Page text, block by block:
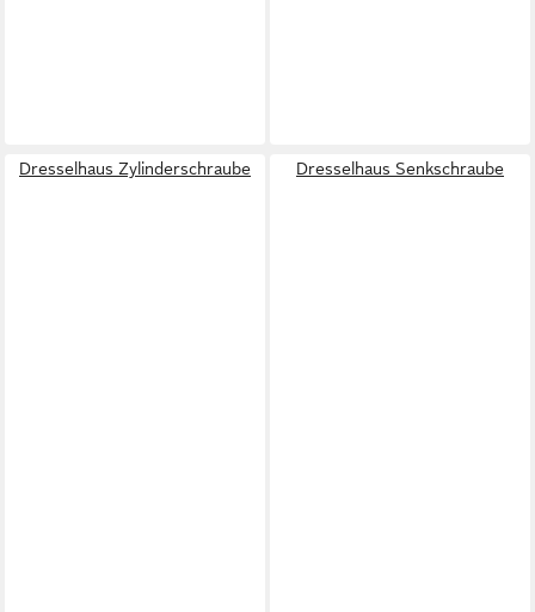
Dresselhaus Zylinderschraube Dresselhaus Senkschraube